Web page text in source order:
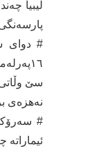
لیبیا
# دوای
سێ
نەھزەی
#